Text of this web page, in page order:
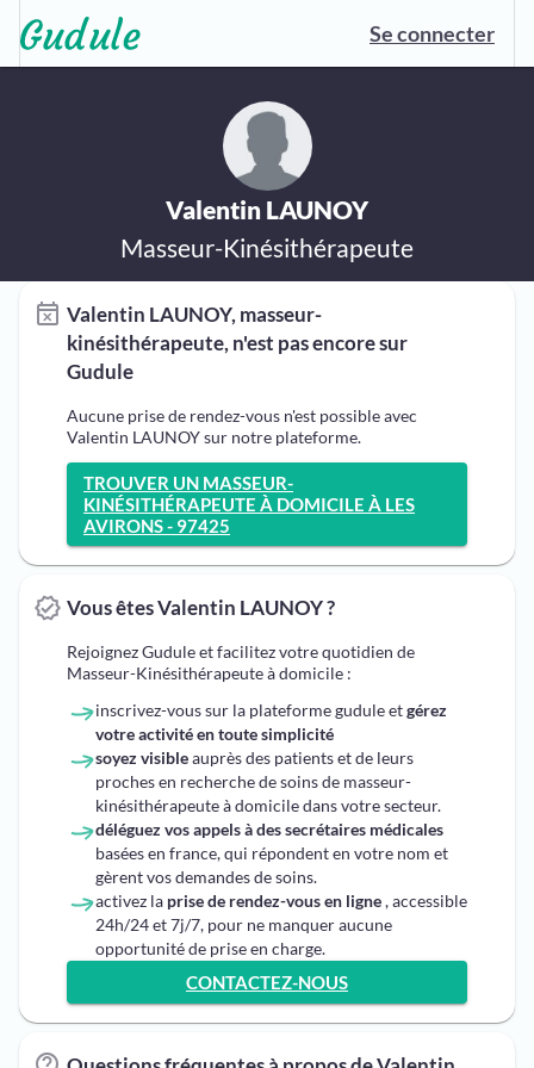
Se connecter
Valentin LAUNOY
Masseur-Kinésithérapeute
Valentin LAUNOY, masseur-
kinésithérapeute, n'est pas encore sur
Gudule
Aucune prise de rendez-vous n'est possible avec
Valentin LAUNOY sur notre plateforme.
TROUVER UN MASSEUR-
KINÉSITHÉRAPEUTE À DOMICILE À LES
AVIRONS - 97425
Vous êtes Valentin LAUNOY ?
Rejoignez Gudule et facilitez votre quotidien de
Masseur-Kinésithérapeute à domicile :
inscrivez-vous sur la plateforme gudule etgérez
votre activité en toute simplicité
soyez visibleauprès des patients et de leurs
proches en recherche de soins de masseur-
kinésithérapeute à domicile dans votre secteur.
déléguez vos appels à des secrétaires médicales
basées en france, qui répondent en votre nom et
gèrent vos demandes de soins.
activez la prise de rendez-vous en ligne, accessible
24h/24 et 7j/7, pour ne manquer aucune
opportunité de prise en charge.
CONTACTEZ-NOUS